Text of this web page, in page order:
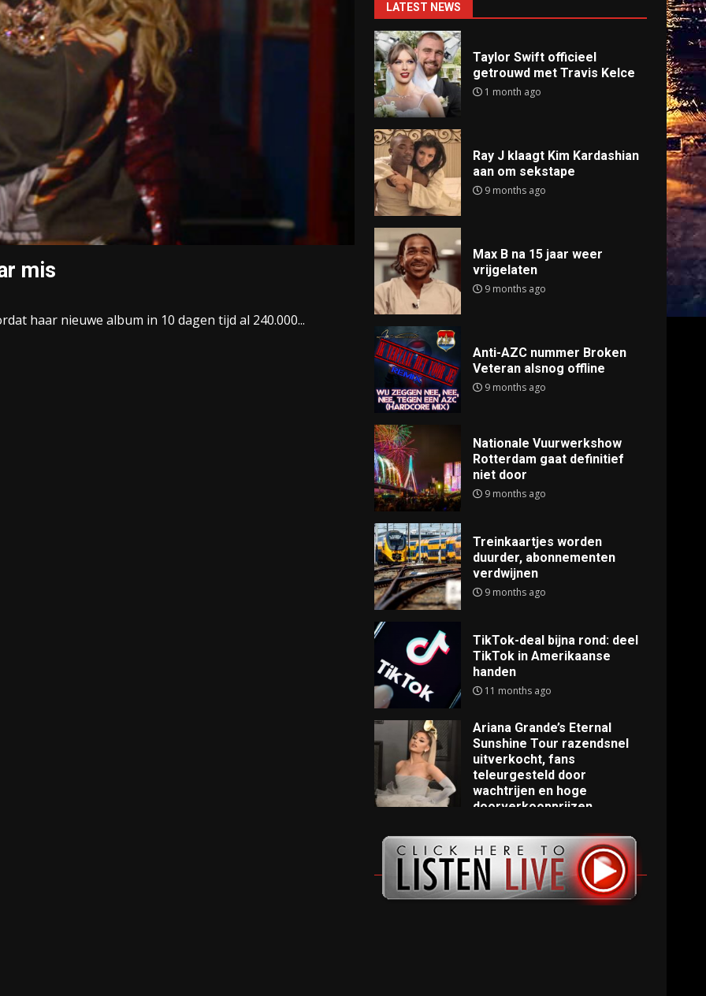
mis
haar nieuwe album in 10 dagen tijd al 240.000...
LATEST NEWS
Taylor Swift officieel
getrouwd met Travis Kelce
1 month ago
Ray J klaagt Kim Kardashian
aan om sekstape
9 months ago
Max B na 15 jaar weer
vrijgelaten
9 months ago
Anti-AZC nummer Broken
Veteran alsnog offline
9 months ago
Nationale Vuurwerkshow
Rotterdam gaat definitief
niet door
9 months ago
Treinkaartjes worden
duurder, abonnementen
verdwijnen
9 months ago
TikTok-deal bijna rond: deel
TikTok in Amerikaanse
handen
11 months ago
Ariana Grande’s Eternal
Sunshine Tour razendsnel
uitverkocht, fans
teleurgesteld door
wachtrijen en hoge
doorverkoopprijzen